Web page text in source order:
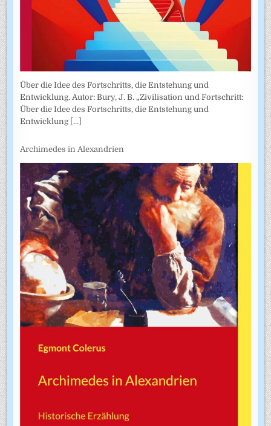
Über die Idee des Fortschritts, die Entstehung und
Entwicklung. Autor: Bury, J. B. „Zivilisation und Fortschritt:
Über die Idee des Fortschritts, die Entstehung und
Entwicklung [...]
Archimedes in Alexandrien